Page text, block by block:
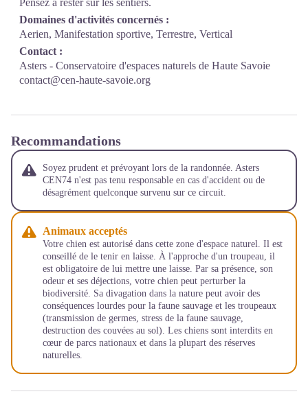
Pensez à rester sur les sentiers.
Domaines d'activités concernés :
Aerien, Manifestation sportive, Terrestre, Vertical
Contact :
Asters - Conservatoire d'espaces naturels de Haute Savoie
contact@cen-haute-savoie.org
Recommandations
Soyez prudent et prévoyant lors de la randonnée. Asters
CEN74 n'est pas tenu responsable en cas d'accident ou de
désagrément quelconque survenu sur ce circuit.
Animaux acceptés
Votre chien est autorisé dans cette zone d'espace naturel. Il est
conseillé de le tenir en laisse. À l'approche d'un troupeau, il
est obligatoire de lui mettre une laisse. Par sa présence, son
odeur et ses déjections, votre chien peut perturber la
biodiversité. Sa divagation dans la nature peut avoir des
conséquences lourdes pour la faune sauvage et les troupeaux
(transmission de germes, stress de la faune sauvage,
destruction des couvées au sol). Les chiens sont interdits en
cœur de parcs nationaux et dans la plupart des réserves
naturelles.